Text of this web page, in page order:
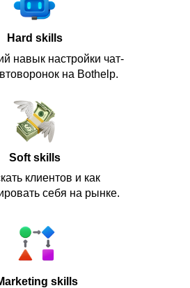
навык настройки чат-
на Bothelp.
клиентов и как
себя на рынке.
Hard skills
Soft skills
skills